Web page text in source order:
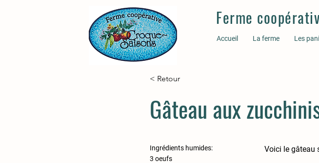
Ferme
Accueil La ferme Les
< Retour
Gâteau aux
Ingrédients humides:
3 oeufs
Voici le gâteau